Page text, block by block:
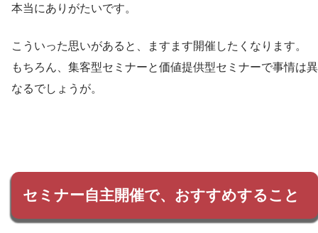
本当にありがたいです。
こういった思いがあると、ますます開催したくなります。
もちろん、集客型セミナーと価値提供型セミナーで事情は異
なるでしょうが。
セミナー自主開催で、おすすめすること